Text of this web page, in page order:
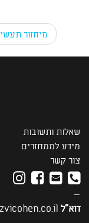
מיחזור
שאלות ותשובות
מידע לממחזרים
צור קשר
—
דוא"ל